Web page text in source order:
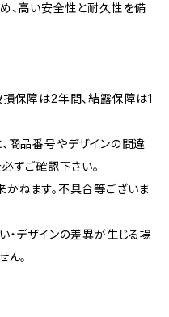
、高い安全性と耐久性を備
保障は2年間、結露保障は1
商品番号やデザインの間違
ずご確認下さい。
ねます。不具合等ございま
・デザインの差異が生じる場
ん。